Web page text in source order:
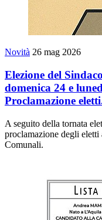
Novità 26 mag 2026
Elezione del
domenica 24 e
Proclamazione
A seguito della tornata
proclamazione degli
Comunali.